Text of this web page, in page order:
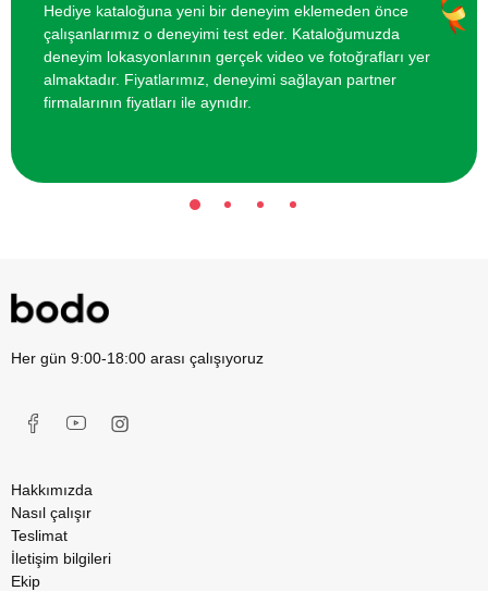
İki Kişi için San Sebastian Cheesecake
Yapım Dersi
4000 TL
İki Kişi için Meze Yapım Dersi 4000 TL
Hediye kataloğuna yeni bir deneyim eklemeden önce
çalışanlarımız o deneyimi test eder. Kataloğumuzda
deneyim lokasyonlarının gerçek video ve fotoğrafları yer
almaktadır. Fiyatlarımız, deneyimi sağlayan partner
firmalarının fiyatları ile aynıdır.
Her gün 9:00-18:00 arası çalışıyoruz
Hakkımızda
Nasıl çalışır
Teslimat
İletişim bilgileri
Ekip